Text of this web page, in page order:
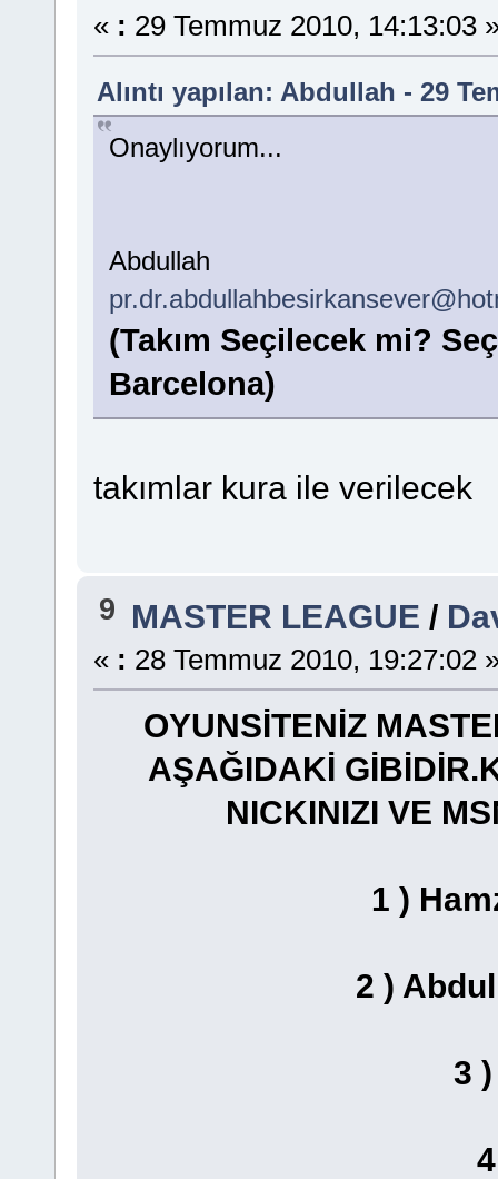
« : 29 Temmuz 2010, 14:13:03
Alıntı yapılan: Abdullah - 29
Onaylıyorum...
Abdullah
(Takım Seçilecek mi?
Barcelona)
takımlar kura ile verilecek
9 MASTER LEAGUE /
« : 28 Temmuz 2010, 19:27:02
OYUNSİTENİZ
AŞAĞIDAKİ
NICKINIZI VE
1 )
2 )
3